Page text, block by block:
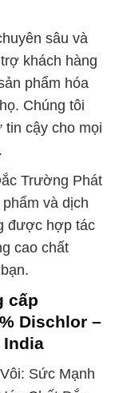
sâu và
khách hàng
phẩm hóa
Chúng tôi
cậy cho mọi
Trường Phát
và dịch
được hợp tác
cao chất
cấp
Dischlor –
India
Sức Mạnh